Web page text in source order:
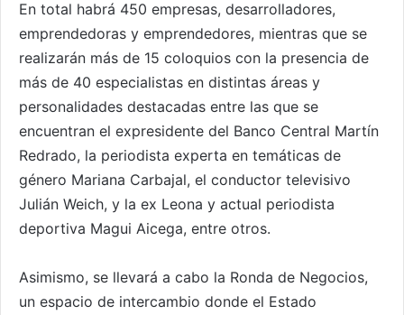
En total habrá 450 empresas, desarrolladores,
emprendedoras y emprendedores, mientras que se
realizarán más de 15 coloquios con la presencia de
más de 40 especialistas en distintas áreas y
personalidades destacadas entre las que se
encuentran el expresidente del Banco Central Martín
Redrado, la periodista experta en temáticas de
género Mariana Carbajal, el conductor televisivo
Julián Weich, y la ex Leona y actual periodista
deportiva Magui Aicega, entre otros.
Asimismo, se llevará a cabo la Ronda de Negocios,
un espacio de intercambio donde el Estado